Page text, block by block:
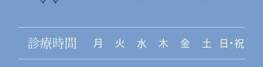
診療時間 月 火 水 木 金 土 日・祝